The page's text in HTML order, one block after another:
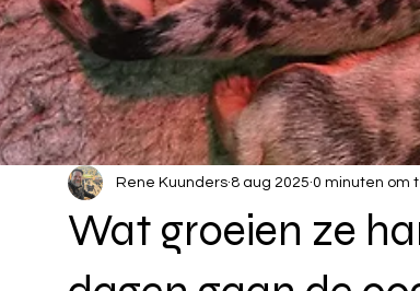
Wat groeien ze
Rene Kuunders 8 aug 2025 0 minuten om